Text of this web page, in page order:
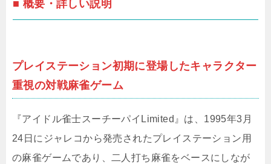
■ 概要・詳しい説明
プレイステーション初期に登場したキャラクター
重視の対戦麻雀ゲーム
『アイドル雀士スーチーパイLimited』は、1995年3月
24日にジャレコから発売されたプレイステーション用
の麻雀ゲームであり、二人打ち麻雀をベースにしなが